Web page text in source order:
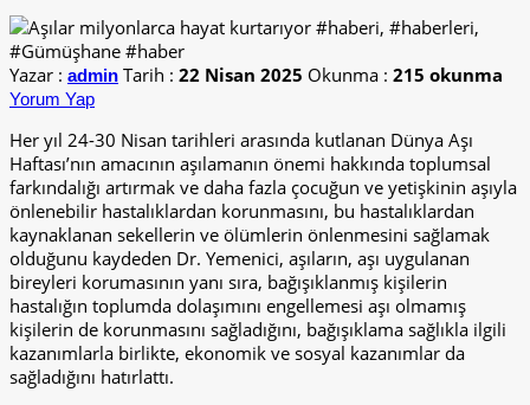
Yazar : admin Tarih : 22 Nisan 2025 Okunma : 215 okunma
Yorum Yap
Her yıl 24-30 Nisan tarihleri arasında kutlanan Dünya Aşı
Haftası’nın amacının aşılamanın önemi hakkında toplumsal
farkındalığı artırmak ve daha fazla çocuğun ve yetişkinin aşıyla
önlenebilir hastalıklardan korunmasını, bu hastalıklardan
kaynaklanan sekellerin ve ölümlerin önlenmesini sağlamak
olduğunu kaydeden Dr. Yemenici, aşıların, aşı uygulanan
bireyleri korumasının yanı sıra, bağışıklanmış kişilerin
hastalığın toplumda dolaşımını engellemesi aşı olmamış
kişilerin de korunmasını sağladığını, bağışıklama sağlıkla ilgili
kazanımlarla birlikte, ekonomik ve sosyal kazanımlar da
sağladığını hatırlattı.